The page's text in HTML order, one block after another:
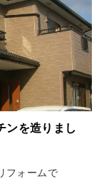
ンを造りまし
フォームで